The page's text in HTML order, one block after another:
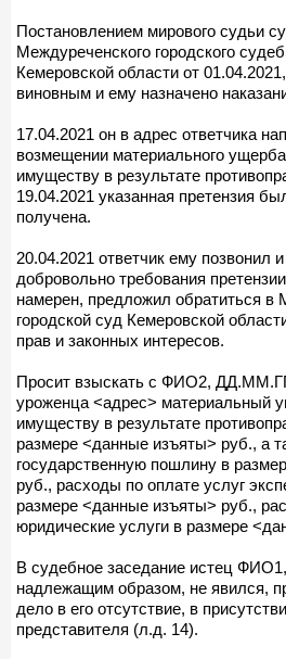
Постановлением мирового судьи
Междуреченского городского
Кемеровской области от
виновным и ему назначено
17.04.2021 он в адрес ответчика
возмещении материального
имуществу в результате
19.04.2021 указанная претензия
получена.
20.04.2021 ответчик ему позвонил
добровольно требования
намерен, предложил обратиться в
городской суд Кемеровской
прав и законных интересов.
Просит взыскать с ФИО2,
уроженца <адрес> материальный
имуществу в результате
размере <данные изъяты> руб., а
государственную пошлину в
руб., расходы по оплате услуг
размере <данные изъяты> руб.,
юридические услуги в размере
В судебное заседание истец
надлежащим образом, не явился,
дело в его отсутствие, в
представителя (л.д. 14).